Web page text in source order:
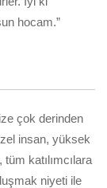
hocam.”
çok derinden
insan, yüksek
katılımcılara
niyeti ile